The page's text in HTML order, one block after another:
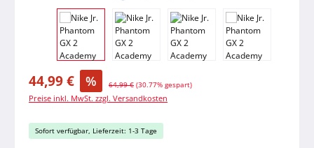
Verkaufspreis:
44,99 € % Regulärer Preis:
64,99 € (30.77% gespart)
Preise inkl. MwSt. zzgl. Versandkosten
Sofort verfügbar, Lieferzeit: 1-3 Tage